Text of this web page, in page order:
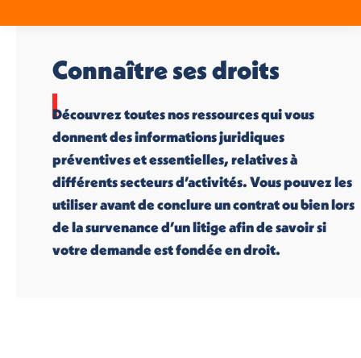
Connaître ses droits
Découvrez toutes nos ressources qui vous
donnent des informations juridiques
préventives et essentielles, relatives à
différents secteurs d’activités. Vous pouvez les
utiliser avant de conclure un contrat ou bien lors
de la survenance d’un litige afin de savoir si
votre demande est fondée en droit.